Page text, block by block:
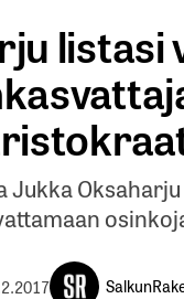
listasi
Jukka